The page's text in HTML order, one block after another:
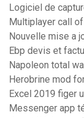
Logiciel de
Multiplayer call
Nouvelle mise a
Ebp devis et
Napoleon total
Herobrine mod
Excel 2019 figer
Messenger app